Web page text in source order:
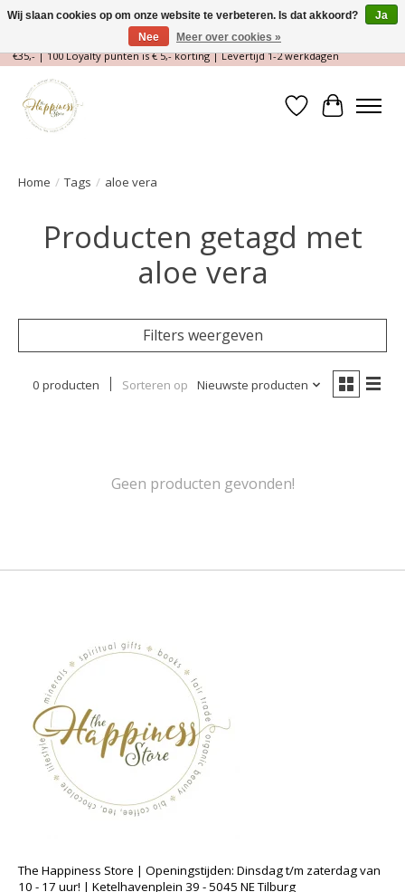
Magische Conceptstore, Edelstenen & Spirituele winkel | Gratis verzending >
€35,- | 100 Loyalty punten is € 5,- korting | Levertijd 1-2 werkdagen
Verlanglijst
Home / Tags / aloe vera
Producten getagd met
aloe vera
Filters weergeven
0 producten Sorteren op Nieuwste producten
Geen producten gevonden!
The Happiness Store | Openingstijden: Dinsdag t/m zaterdag van
10 - 17 uur! | Ketelhavenplein 39 - 5045 NE Tilburg
Wij slaan cookies op om onze website te verbeteren. Is dat akkoord?
Ja
Nee
Meer over cookies »